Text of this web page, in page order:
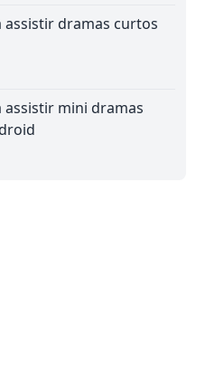
dramas curtos
mini dramas